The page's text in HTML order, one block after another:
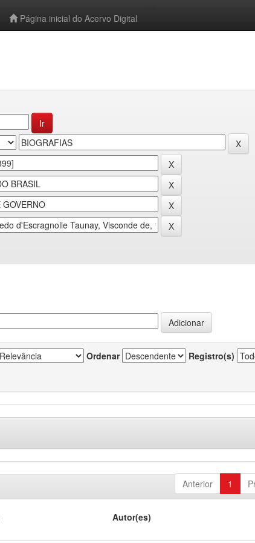
Página inicial do Acervo Digital
Ordenar Registro(s)
Anterior 1
Autor(es)